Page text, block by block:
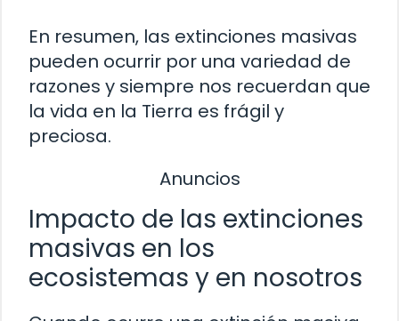
En resumen, las extinciones masivas
pueden ocurrir por una variedad de
razones y siempre nos recuerdan que
la vida en la Tierra es frágil y
preciosa.
Anuncios
Impacto de las extinciones
masivas en los
ecosistemas y en nosotros